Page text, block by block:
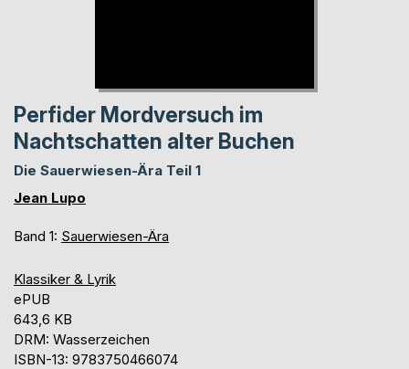
Perfider Mordversuch im
Nachtschatten alter Buchen
Die Sauerwiesen-Ära Teil 1
Jean Lupo
Band 1: Sauerwiesen-Ära
Klassiker & Lyrik
ePUB
643,6 KB
DRM: Wasserzeichen
ISBN-13: 9783750466074